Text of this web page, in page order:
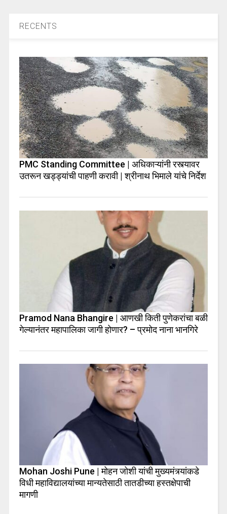
RECENTS
PMC Standing Committee | अधिकाऱ्यांनी रस्त्यावर
उतरून खड्ड्यांची पाहणी करावी | श्रीनाथ भिमाले यांचे निर्देश
Pramod Nana Bhangire | आणखी किती पुणेकरांचा बळी
गेल्यानंतर महापालिका जागी होणार? – प्रमोद नाना भानगिरे
Mohan Joshi Pune | मोहन जोशी यांची मुख्यमंत्र्यांकडे
विधी महाविद्यालयांच्या मान्यतेसाठी तातडीच्या हस्तक्षेपाची
मागणी